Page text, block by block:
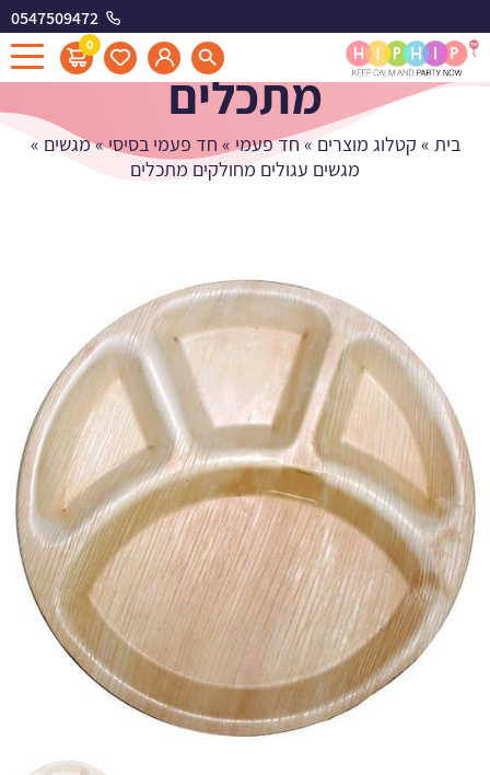
0547509472
0
מגשים עגולים מחולקים
מתכלים
בית » קטלוג מוצרים » חד פעמי » חד פעמי בסיסי»מגשים »
מגשים עגולים מחולקים מתכלים